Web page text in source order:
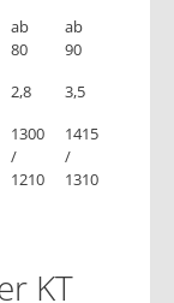
ab
80
ab
90
2,8 3,5
1300
/
1210
1415
/
1310
KT